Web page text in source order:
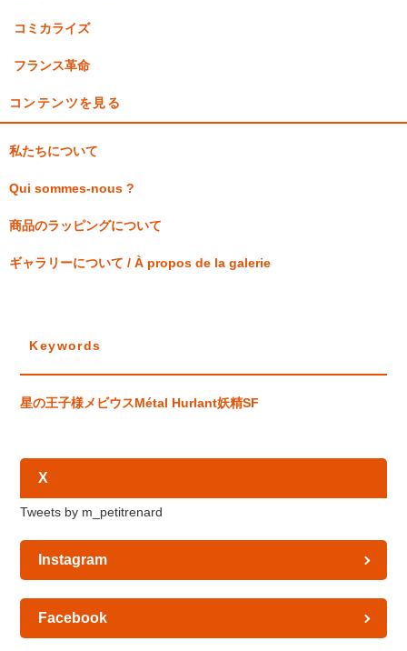
コミカライズ
フランス革命
コンテンツを見る
私たちについて
Qui sommes-nous ?
商品のラッピングについて
ギャラリーについて / À propos de la galerie
Keywords
星の王子様メビウスMétal Hurlant妖精SF
X
Tweets by m_petitrenard
Instagram
Facebook